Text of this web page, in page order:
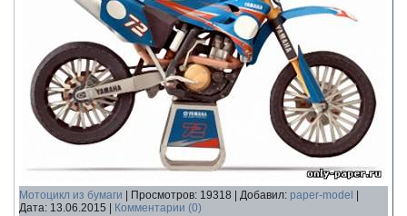
Мотоцикл из бумаги Просмотров: 19318 Добавил: paper-model
Дата: 13.06.2015 Комментарии (0)